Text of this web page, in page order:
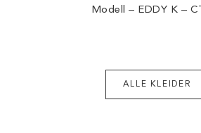
Modell – EDDY K –
ALLE KLEIDER